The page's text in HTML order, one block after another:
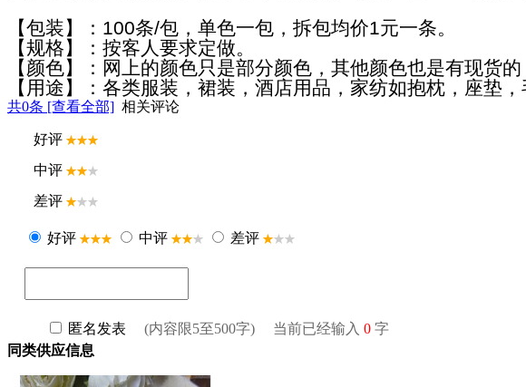
【包装】：100条/包，单色一包，拆包均价1元一条。
【规格】：按客人要求定做。
【颜色】：网上的颜色只是部分颜色，其他颜色也是有现货
【用途】：各类服装，裙装，酒店用品，家纺如抱枕，座垫
共0条 [查看全部] 相关评论
同类供应信息